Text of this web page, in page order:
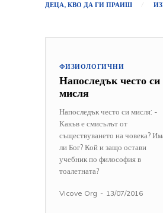
ДЕЦА, КВО ДА ГИ ПРАИШ
ФИЗИОЛОГИЧНИ
Напоследък често си
мисля
Напоследък често си мисля: -
Какъв е смисълът от
съществуването на човека?
ли Бог? Кой и защо остави
учебник по философия в
тоалетната?
Vicove Org - 13/07/2016